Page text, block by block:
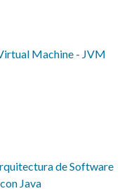
Machine - JVM
de Software
Java